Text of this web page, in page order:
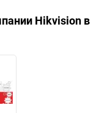
Hikvision в